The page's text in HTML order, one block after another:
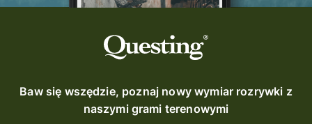
szkolenie
szkło
scieżka questingowa
questy w Polsce
questujznami
QUESTOMANIA
questing.pl
Quest Koziołek Matołek
gra miejska
Baw się wszędzie, poznaj nowy wymiar rozrywki z
naszymi grami terenowymi